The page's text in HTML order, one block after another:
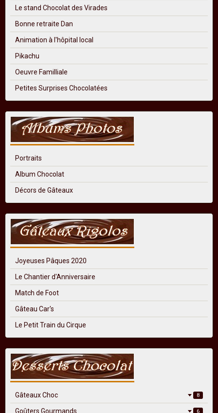
Le stand Chocolat des Virades
Bonne retraite Dan
Animation à l'hôpital local
Pikachu
Oeuvre Familliale
Petites Surprises Chocolatées
Portraits
Album Chocolat
Décors de Gâteaux
Joyeuses Pâques 2020
Le Chantier d'Anniversaire
Match de Foot
Gâteau Car's
Le Petit Train du Cirque
Gâteaux Choc 8
Goûters Gourmands 6